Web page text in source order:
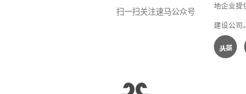
扫一扫关注速马公众号
地企业提
建设公司。